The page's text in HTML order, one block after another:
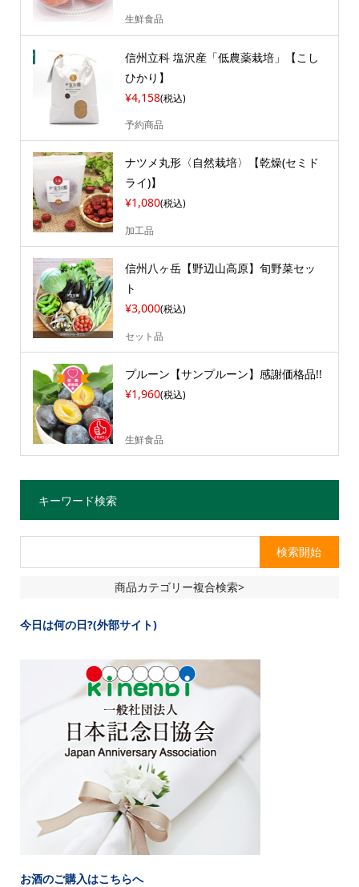
生鮮食品
信州立科 塩沢産「低農薬栽培」【こし
ひかり】
¥4,158(税込)
予約商品
ナツメ丸形〈自然栽培〉【乾燥(セミド
ライ)】
¥1,080(税込)
加工品
信州八ヶ岳【野辺山高原】旬野菜セッ
ト
¥3,000(税込)
セット品
プルーン【サンプルーン】感謝価格品!!
¥1,960(税込)
生鮮食品
キーワード検索
商品カテゴリー複合検索>
今日は何の日?(外部サイト)
お酒のご購入はこちらへ